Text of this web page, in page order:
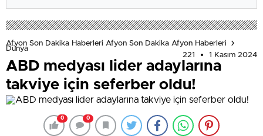
Afyon Son Dakika Haberleri Afyon Son Dakika Afyon Haberleri
Dünya
221
1 Kasım 2024
ABD medyası lider adaylarına
takviye için seferber oldu!
0 0